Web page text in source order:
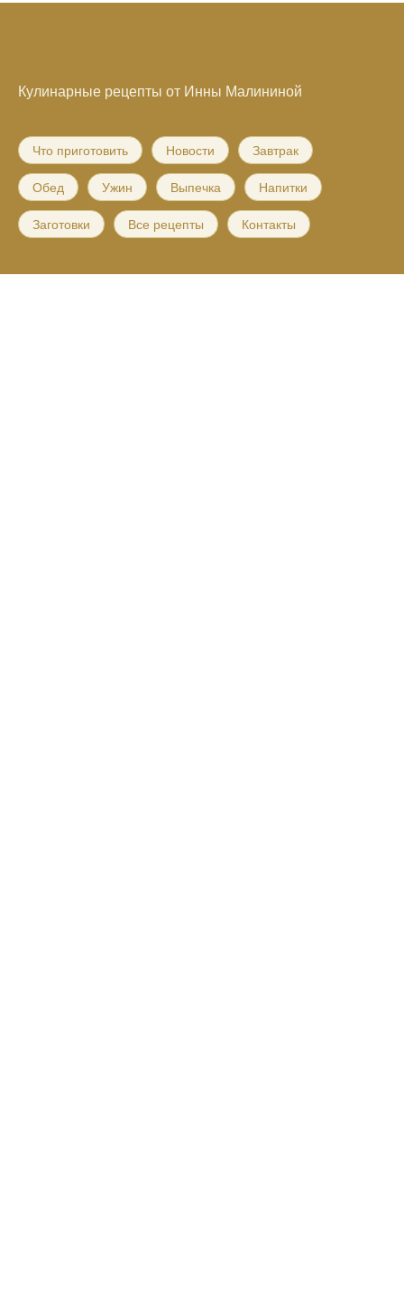
Кулинарные рецепты от Инны Малининой
Что приготовить Новости Завтрак
Обед Ужин Выпечка Напитки
Заготовки Все рецепты Контакты